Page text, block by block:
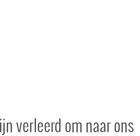
verleerd om naar ons